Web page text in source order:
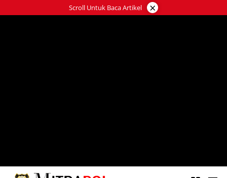
ke
Scroll Untuk Baca Artikel ×